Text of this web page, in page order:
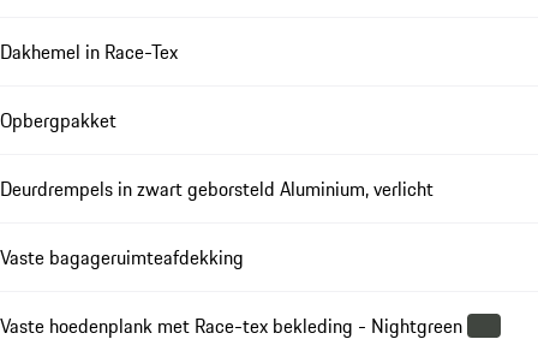
Dakhemel in Race-Tex
Opbergpakket
Deurdrempels in zwart geborsteld Aluminium, verlicht
Vaste bagageruimteafdekking
Vaste hoedenplank met Race-tex bekleding - Nightgreen